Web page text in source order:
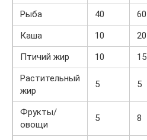
Рыба
40 60
Каша
10 20
Птичий жир
10 15
Растительный
жир
5 5
Фрукты/
овощи
5 8